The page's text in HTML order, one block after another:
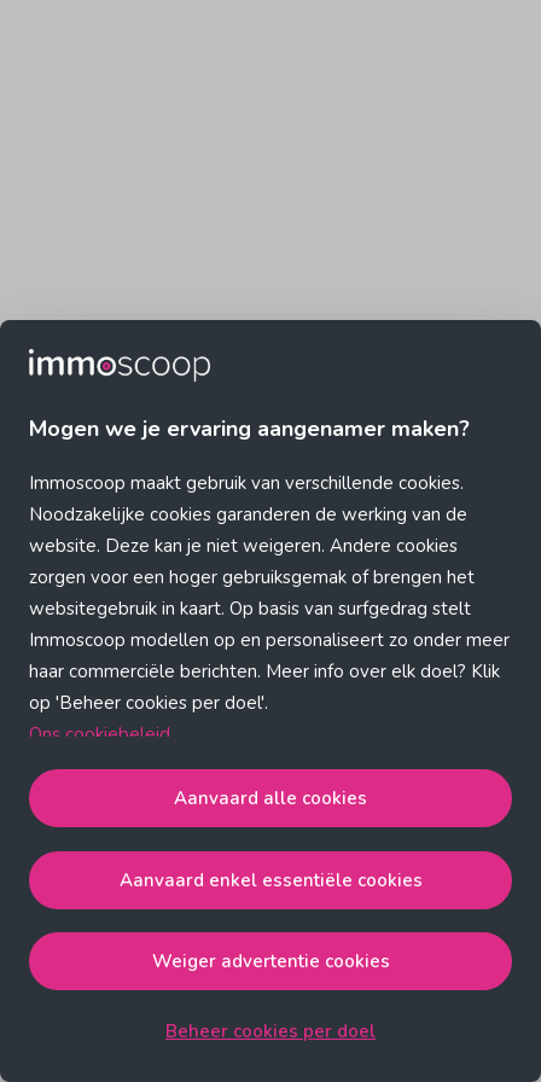
Mogen we je ervaring aangenamer maken?
Immoscoop maakt gebruik van verschillende cookies.
Noodzakelijke cookies garanderen de werking van de
website. Deze kan je niet weigeren. Andere cookies
zorgen voor een hoger gebruiksgemak of brengen het
websitegebruik in kaart. Op basis van surfgedrag stelt
Immoscoop modellen op en personaliseert zo onder meer
haar commerciële berichten. Meer info over elk doel? Klik
op 'Beheer cookies per doel'.
Ons cookiebeleid
Aanvaard alle cookiesgaat akkoord met de strict
noodzakelijke, analytische, functionele en advertentie
cookies.
de strict noodzakelijke cookies.
Weiger advertentie cookiesgaat akkoord met de strict
Aanvaard alle cookies
Aanvaard enkel essentiële cookies
Weiger advertentie cookies
Beheer cookies per doel
Application error: a client-side exception has occurred (see the
browser console for more information)